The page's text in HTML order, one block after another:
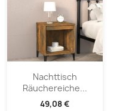
Nachttisch
Räuchereiche...
49,08 €